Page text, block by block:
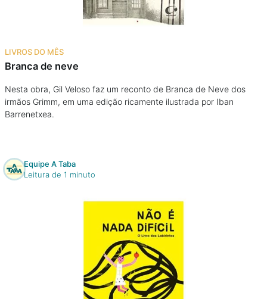
LIVROS DO MÊS
Branca de neve
Nesta obra, Gil Veloso faz um reconto de Branca de Neve dos
irmãos Grimm, em uma edição ricamente ilustrada por Iban
Barrenetxea.
Equipe A Taba
Leitura de 1 minuto